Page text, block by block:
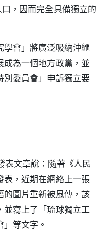
，因而完全具備獨立的
會」將廣泛吸納沖繩
成為一個地方政黨，並
別委員會」申訴獨立要
表文章說：隨著《人民
表，近期在網絡上一張
的圖片重新被風傳，該
並寫上了「琉球獨立工
等文字。